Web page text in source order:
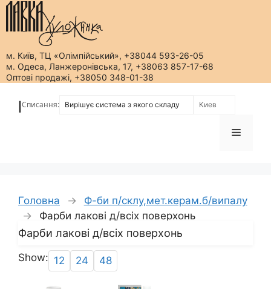
м. Київ, ТЦ «Олімпійський», +38044 593-26-05
м. Одеса, Ланжеронівська, 17, +38063 857-17-68
Оптові продажі, +38050 348-01-38
Списання:
Меню
Головна →
Ф-би п/склу,мет.керам.б/випалу
→
Фарби лакові д/всіх поверхонь
Фарби лакові д/всіх поверхонь
Show: 12 24 48